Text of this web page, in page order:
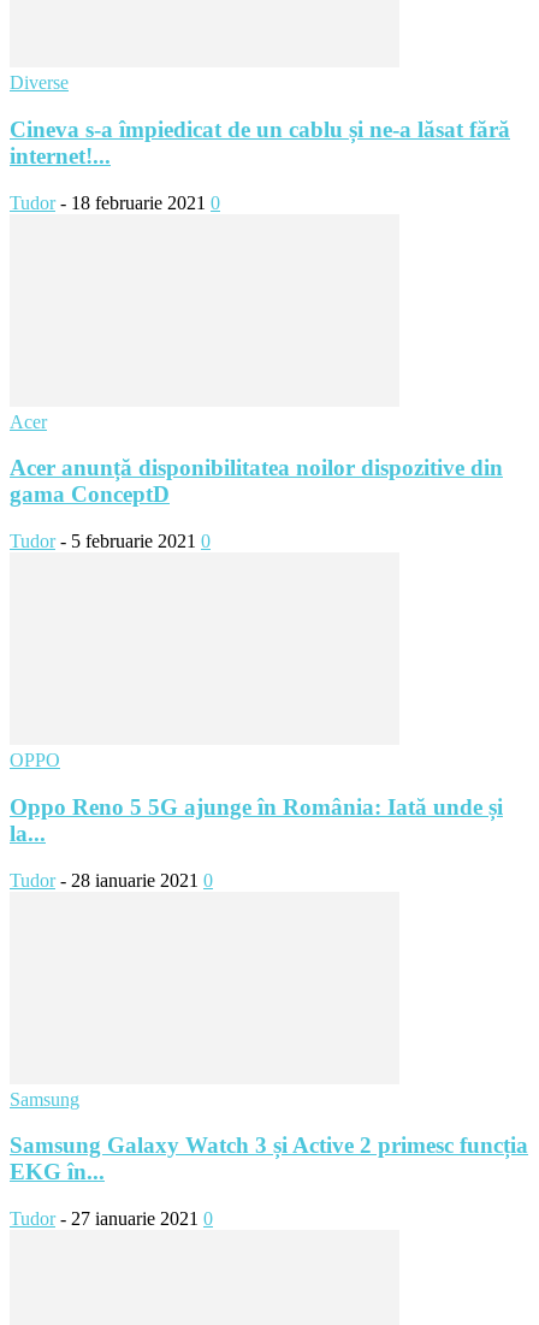
Diverse
Cineva s-a împiedicat de un cablu și ne-a lăsat fără
internet!...
Tudor - 18 februarie 2021 0
Acer
Acer anunță disponibilitatea noilor dispozitive din
gama ConceptD
Tudor - 5 februarie 2021 0
OPPO
Oppo Reno 5 5G ajunge în România: Iată unde și
la...
Tudor - 28 ianuarie 2021 0
Samsung
Samsung Galaxy Watch 3 și Active 2 primesc funcția
EKG în...
Tudor - 27 ianuarie 2021 0